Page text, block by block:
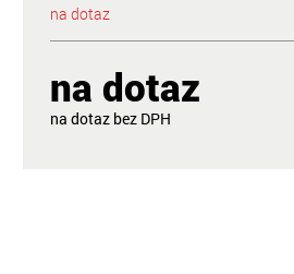
na dotaz
na dotaz
na dotaz